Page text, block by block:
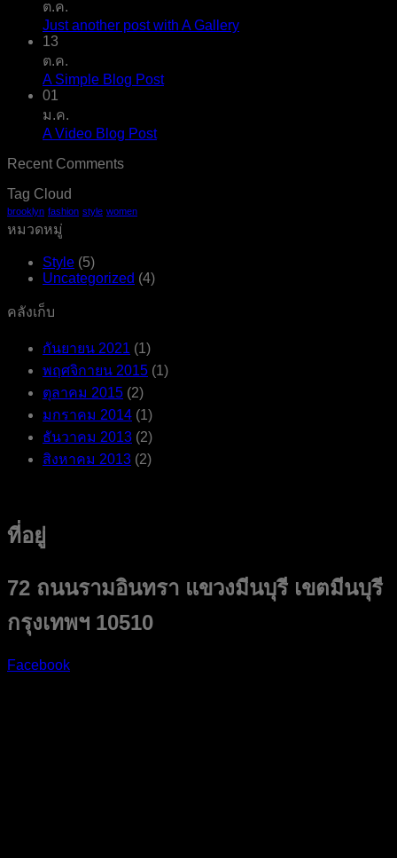
ต.ค.
Just another post with A Gallery
13
ต.ค.
A Simple Blog Post
01
ม.ค.
A Video Blog Post
Recent Comments
Tag Cloud
brooklyn fashion style women
หมวดหมู่
Style (5)
Uncategorized (4)
คลังเก็บ
กันยายน 2021 (1)
พฤศจิกายน 2015 (1)
ตุลาคม 2015 (2)
มกราคม 2014 (1)
ธันวาคม 2013 (2)
สิงหาคม 2013 (2)
ที่อยู่
72 ถนนรามอินทรา แขวงมีนบุรี เขตมีนบุรี
กรุงเทพฯ 10510
Facebook